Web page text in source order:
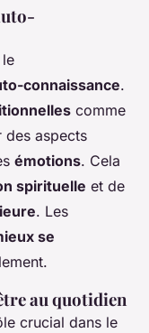
connaissance.
comme
des aspects
émotions. Cela
spirituelle et de
. Les
se
au quotidien
crucial dans le